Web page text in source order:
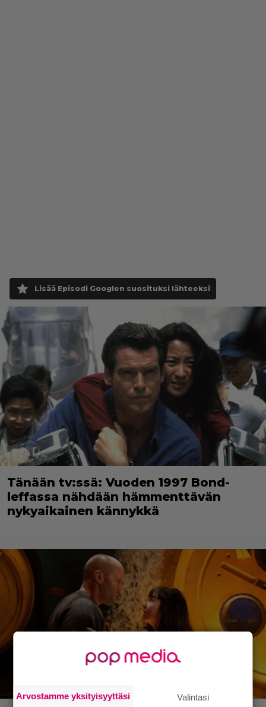
Lisää Episodi Googlen suosituksi lähteeksi
Tänään tv:ssä: Vuoden 1997 Bond-
leffassa nähdään hämmenttävän
nykyaikainen kännykkä
Arvostamme yksityisyyttäsi Valintasi